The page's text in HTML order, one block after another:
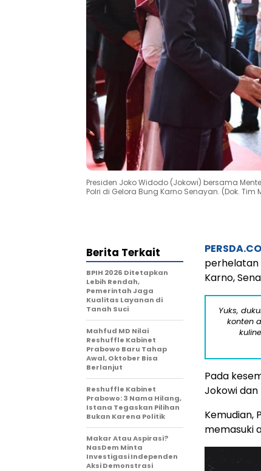
Presiden Joko Widodo (Jokowi) bersama
Polri di Gelora Bung Karno Senayan. (Dok. Tim
perhelatan
Karno,
Yuks,
konten
Pada
Jokowi
Kemudian,
memasuki
Berita Terkait
BPIH 2026 Ditetapkan
Lebih Rendah,
Pemerintah Jaga
Kualitas Layanan di
Tanah Suci
Mahfud MD Nilai
Reshuffle Kabinet
Prabowo Baru Tahap
Awal, Oktober Bisa
Berlanjut
Reshuffle Kabinet
Prabowo: 3 Nama Hilang,
Istana Tegaskan Pilihan
Bukan Karena Politik
Makar Atau Aspirasi?
NasDem Minta
Investigasi Independen
Aksi Demonstrasi